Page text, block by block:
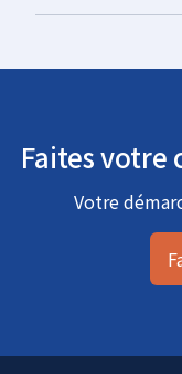
Faites votre
Votre